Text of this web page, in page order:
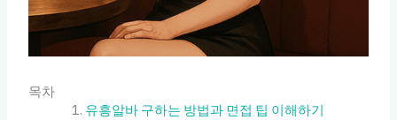
목차
유흥알바 구하는 방법과 면접 팁 이해하기